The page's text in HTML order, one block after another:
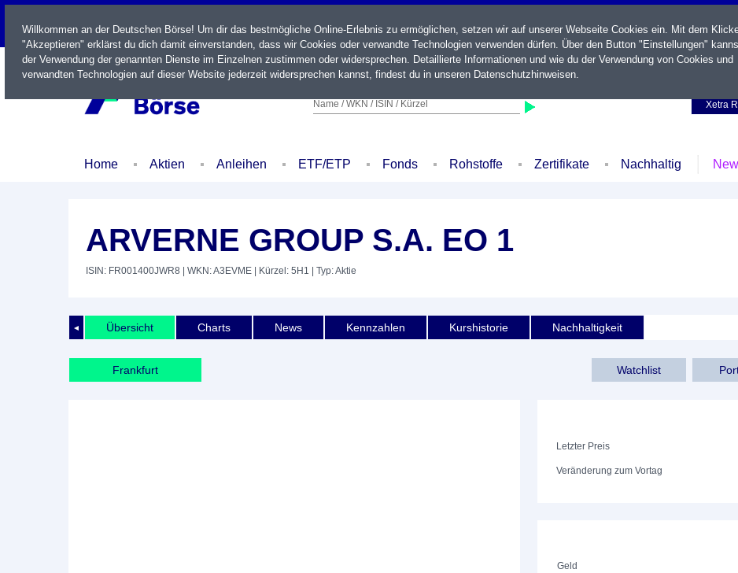
LIVE
Name / WKN / ISIN / Kürzel
Xetra
Home Aktien Anleihen ETF/ETP Fonds Rohstoffe Zertifikate Nachhaltig
ARVERNE GROUP S.A. EO 1
ISIN: FR001400JWR8 | WKN: A3EVME | Kürzel: 5H1 | Typ: Aktie
◄ Übersicht Charts News Kennzahlen Kurshistorie Nachhaltigkeit
Frankfurt Watchlist
Letzter Preis
Veränderung zum Vortag
Geld
Willkommen an der Deutschen Börse! Um dir das bestmögliche Online-Erlebnis zu ermöglichen, setzen wir auf unserer Webseite Cookies ein. Mit dem
"Akzeptieren" erklärst du dich damit einverstanden, dass wir Cookies oder verwandte Technologien verwenden dürfen. Über den Button "Einstellungen"
der Verwendung der genannten Dienste im Einzelnen zustimmen oder widersprechen. Detaillierte Informationen und wie du der Verwendung von Cookies und
verwandten Technologien auf dieser Website jederzeit widersprechen kannst, findest du in unseren Datenschutzhinweisen.